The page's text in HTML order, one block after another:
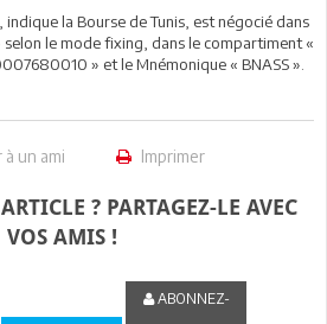
la Bourse de Tunis, est négocié dans
selon le mode fixing, dans le compartiment «
» et le Mnémonique « BNASS ».
à un ami Imprimer
? PARTAGEZ-LE AVEC
VOS AMIS !
ABONNEZ-